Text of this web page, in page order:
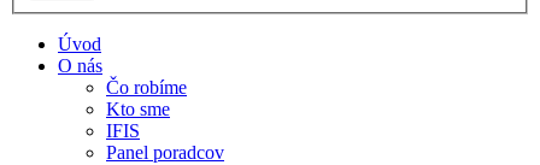
Úvod
O nás
Čo robíme
Kto sme
IFIS
Panel poradcov